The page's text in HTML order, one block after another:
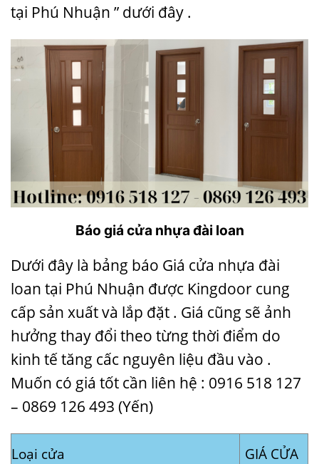
tại Phú Nhuận ” dưới đây .
Báo giá cửa nhựa đài loan
Dưới đây là bảng báo Giá cửa nhựa đài
loan tại Phú Nhuận được Kingdoor cung
cấp sản xuất và lắp đặt . Giá cũng sẽ ảnh
hưởng thay đổi theo từng thời điểm do
kinh tế tăng cấc nguyên liệu đầu vào .
Muốn có giá tốt cần liên hệ : 0916 518 127
– 0869 126 493 (Yến)
Loại cửa GIÁ CỬA